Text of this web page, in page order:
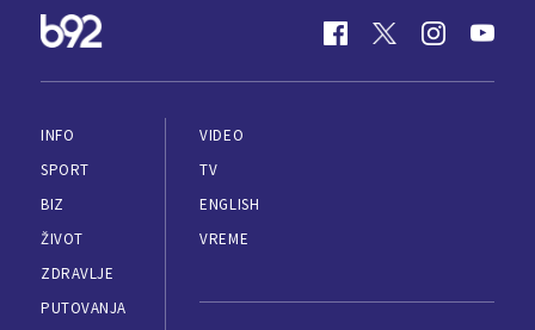
INFO
SPORT
BIZ
ŽIVOT
ZDRAVLJE
PUTOVANJA
VIDEO
TV
ENGLISH
VREME